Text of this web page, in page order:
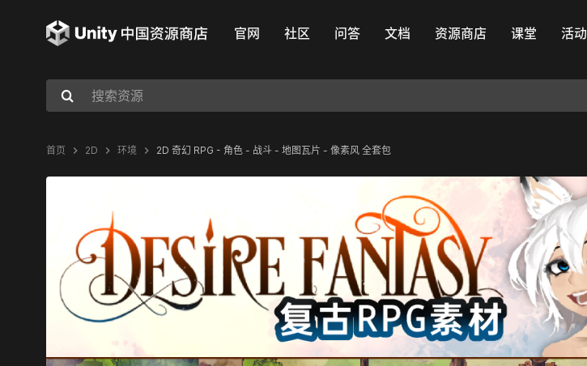
官网 社区 问答 文档 资源商店 课堂 活动
首页 2D 环境 2D 奇幻 RPG - 角色 - 战斗 - 地图瓦片 - 像素风 全套包